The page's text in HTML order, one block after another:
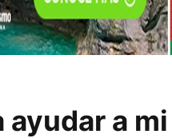
a mi